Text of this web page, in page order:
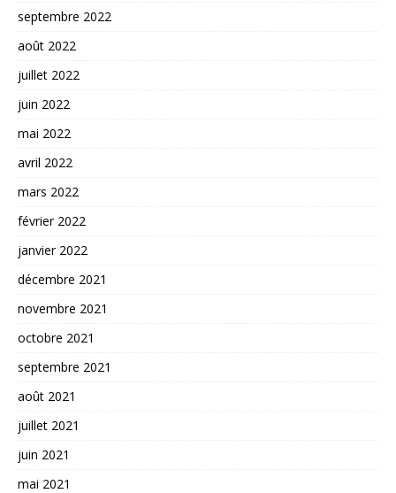
septembre 2022
août 2022
juillet 2022
juin 2022
mai 2022
avril 2022
mars 2022
février 2022
janvier 2022
décembre 2021
novembre 2021
octobre 2021
septembre 2021
août 2021
juillet 2021
juin 2021
mai 2021